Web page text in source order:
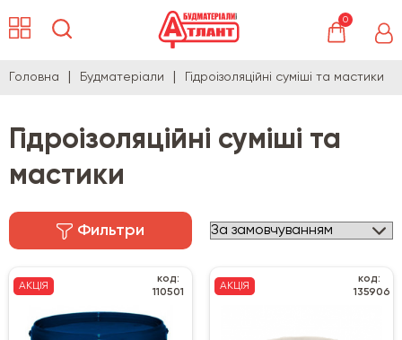
0
Головна Будматеріали Гідроізоляційні суміші та мастики
Гідроізоляційні суміші та
мастики
Фильтри
АКЦІЯ
код:
110501
АКЦІЯ
код:
135906